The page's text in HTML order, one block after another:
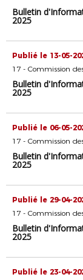
Bulletin
2025
Publié le 13-05-
17 - Commission
Bulletin
2025
Publié le 06-05-
17 - Commission
Bulletin
2025
Publié le 29-04-
17 - Commission
Bulletin
2025
Publié le 23-04-